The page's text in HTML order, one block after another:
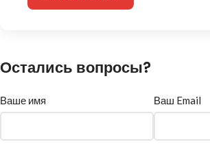
Остались вопросы?
Ваше имя Ваш Email